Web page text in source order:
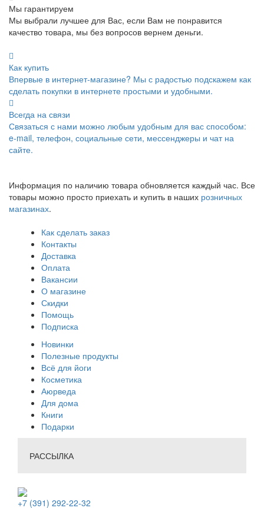
Мы гарантируем
Мы выбрали лучшее для Вас, если Вам не понравится
качество товара, мы без вопросов вернем деньги.
Как купить
Впервые в интернет-магазине? Мы с радостью подскажем как
сделать покупки в интернете простыми и удобными.
Всегда на связи
Связаться с нами можно любым удобным для вас способом:
e-mail, телефон, социальные сети, мессенджеры и чат на
сайте.
Информация по наличию товара обновляется каждый час. Все
товары можно просто приехать и купить в наших розничных
магазинах.
Как сделать заказ
Контакты
Доставка
Оплата
Вакансии
О магазине
Скидки
Помощь
Подписка
Новинки
Полезные продукты
Всё для йоги
Косметика
Аюрведа
Для дома
Книги
Подарки
РАССЫЛКА
+7 (391) 292-22-32